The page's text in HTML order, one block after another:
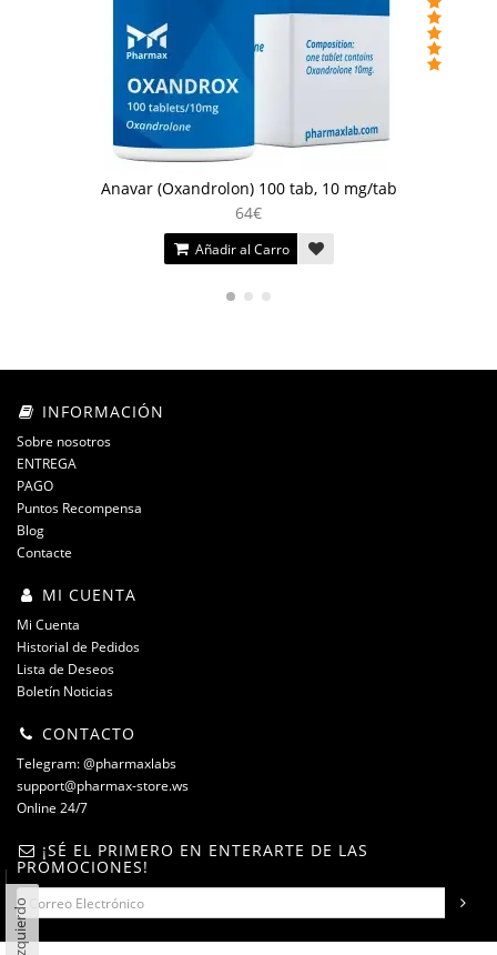
Anavar (Oxandrolon) 100 tab, 10 mg/tab
64€
Añadir al Carro
INFORMACIÓN
Sobre nosotros
ENTREGA
PAGO
Puntos Recompensa
Blog
Contacte
MI CUENTA
Mi Cuenta
Historial de Pedidos
Lista de Deseos
Boletín Noticias
CONTACTO
Telegram: @pharmaxlabs
support@pharmax-store.ws
Online 24/7
¡SÉ EL PRIMERO EN ENTERARTE DE LAS
PROMOCIONES!